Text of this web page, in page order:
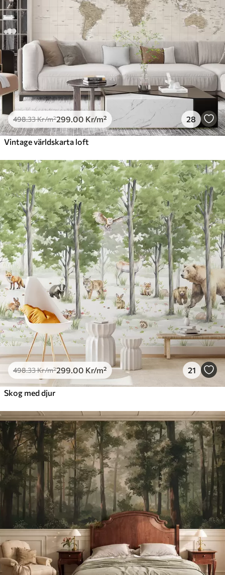
498.33Kr/m²299.00 Kr/m² 28
Vintage världskarta loft
498.33Kr/m²299.00 Kr/m² 21
Skog med djur